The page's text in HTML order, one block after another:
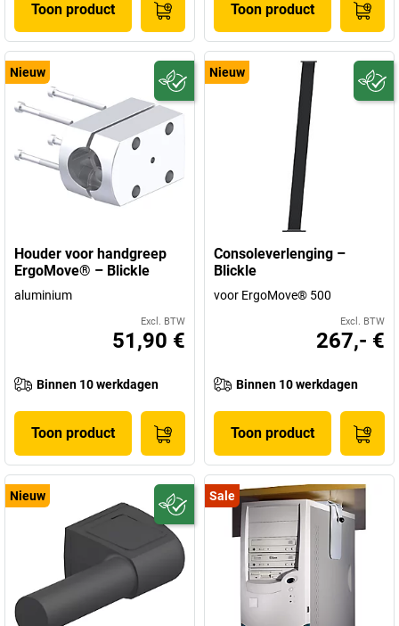
Toon product Toon product
Nieuw
Houder voor handgreep
ErgoMove® – Blickle
aluminium
Excl. BTW
51,90 €
Binnen 10 werkdagen
Toon product
Nieuw
Consoleverlenging –
Blickle
voor ErgoMove® 500
Excl. BTW
267,- €
Binnen 10 werkdagen
Toon product
Nieuw Sale